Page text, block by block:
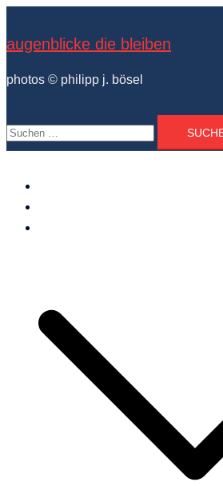
springen
augenblicke die bleiben
photos © philipp j. bösel
Suchen
nach: